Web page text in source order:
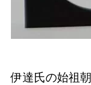
伊達氏の始祖